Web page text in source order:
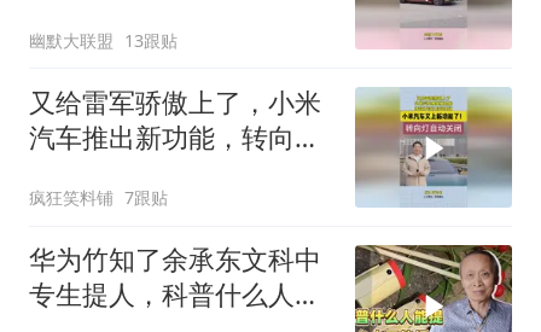
幽默大联盟 13跟贴
又给雷军骄傲上了，小米
汽车推出新功能，转向灯
疯狂笑料铺 7跟贴
华为竹知了余承东文科中
专生提人，科普什么人能